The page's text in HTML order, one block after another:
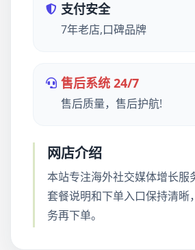
支付安全
7年老店,口碑品牌
售后系统 24/7
售后质量，售后护航!
网店介绍
本站专注海外社交媒体增长服
套餐说明和下单入口保持清晰
务再下单。